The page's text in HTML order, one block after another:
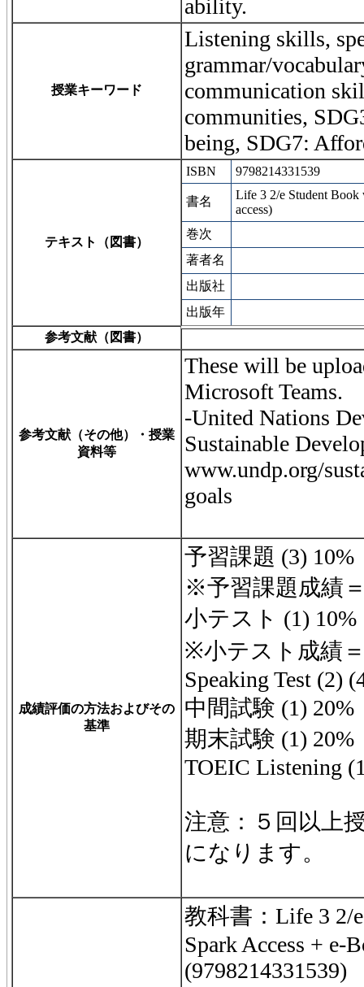
ability.
授業キーワード
Listening skills,
grammar/
communication
communities,
being, SDG7:
テキスト（図書）
ISBN 9798214331539
書名
Life 3 2/e Student Book
access)
巻次
著者名
出版社
出版年
参考文献（図書）
参考文献（その他）・授業
資料等
These will be
Microsoft Teams.
-United Nations
Sustainable
www.undp.org/
goals
成績評価の方法およびその
基準
予習課題 (3) 10%
※予習課題成績
小テスト (1) 10%
※小テスト成績
Speaking Test (2)
中間試験 (1) 20%
期末試験 (1) 20%
TOEIC Listening
注意：５回以上
になります。
教科書：Life 3 2/
Spark Access + e-
(9798214331539)